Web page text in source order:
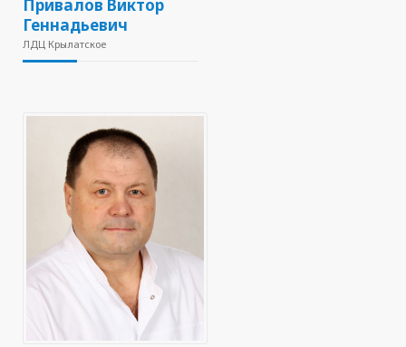
Привалов Виктор
Геннадьевич
ЛДЦ Крылатское